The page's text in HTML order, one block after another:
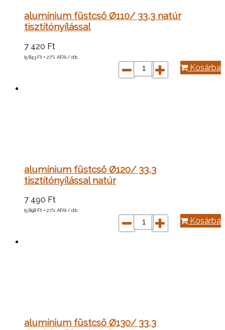
alumínium füstcső Ø110/ 33,3 natúr
tisztítónyílással
7 420 Ft
(5 843 Ft + 27% ÁFA) / db
Kosárba
alumínium füstcső Ø120/ 33,3
tisztítónyílással natúr
7 490 Ft
(5 898 Ft + 27% ÁFA) / db
Kosárba
alumínium füstcsö Ø130/ 33,3